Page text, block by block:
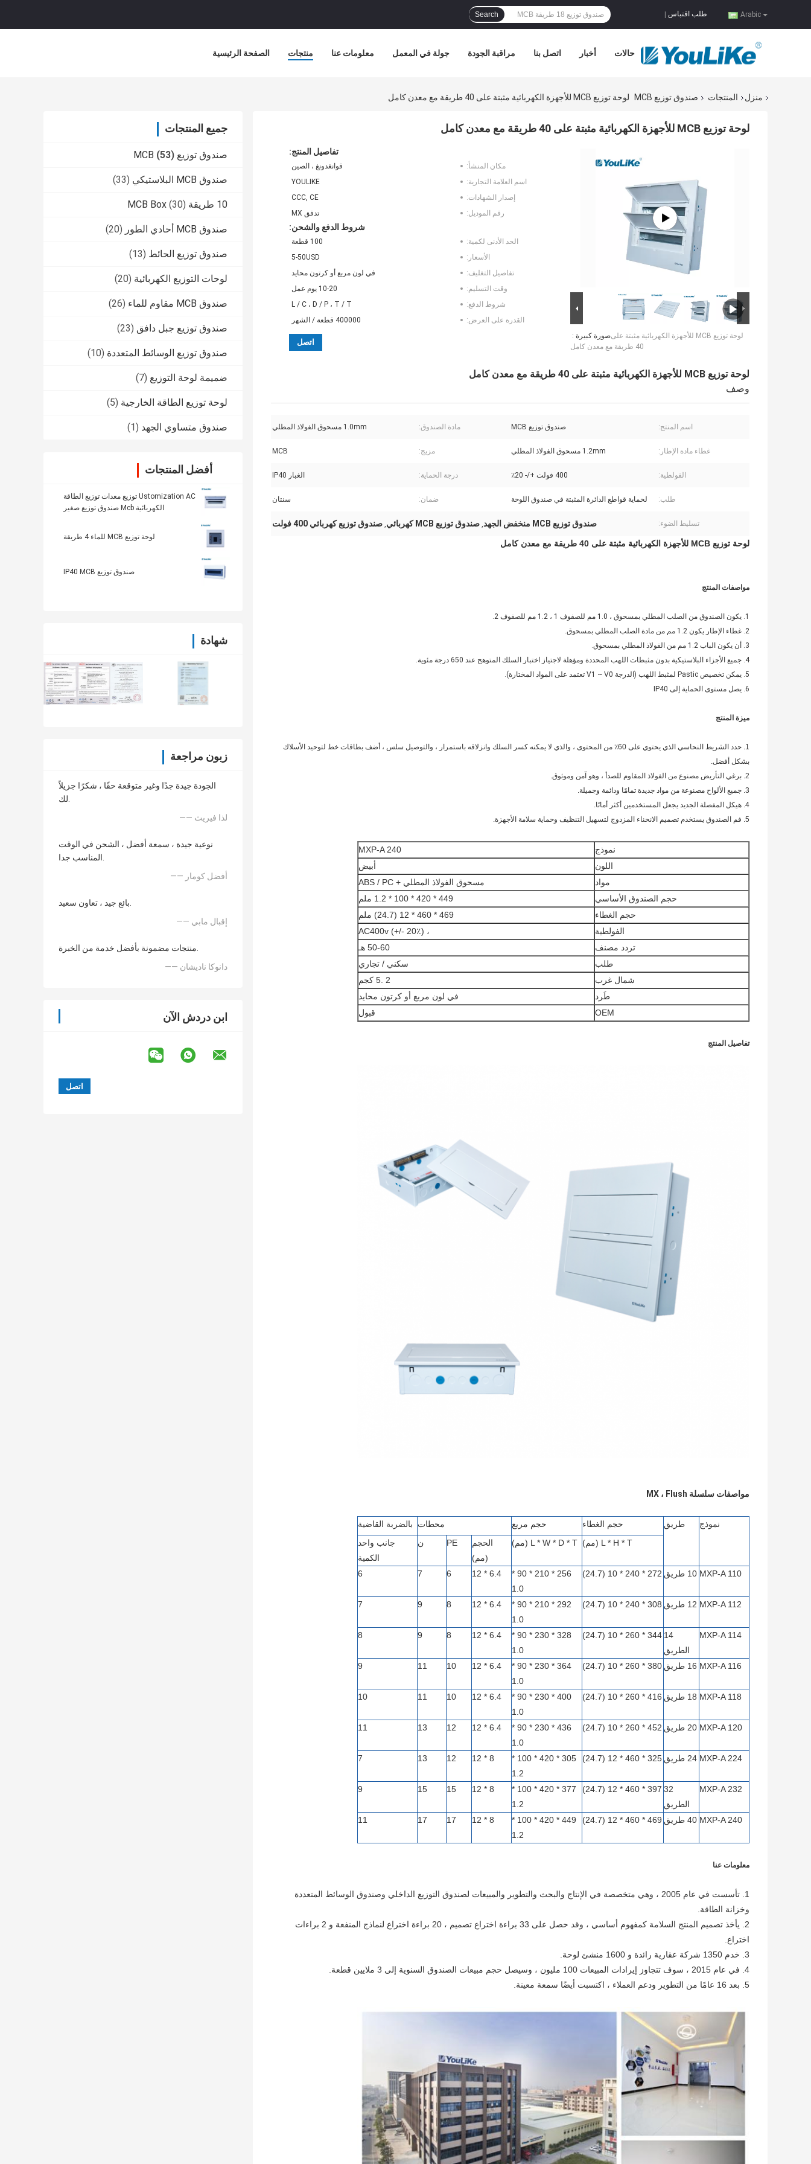
Arabic طلب اقتباس Search
الصفحة الرئيسية منتجات معلومات عنا جولة في المعمل مراقبة الجودة اتصل بنا أخبار حالات
منزل المنتجات صندوق توزيع MCB لوحة توزيع MCB للأجهزة الكهربائية مثبتة على 40 طريقة مع معدن كامل
جميع المنتجات
صندوق توزيع MCB (53)
صندوق MCB البلاستيكي (33)
10 طريقة MCB Box (30)
صندوق MCB أحادي الطور (20)
صندوق توزيع الحائط (13)
لوحات التوزيع الكهربائية (20)
صندوق MCB مقاوم للماء (26)
صندوق توزيع جبل دافق (23)
صندوق توزيع الوسائط المتعددة (10)
ضميمة لوحة التوزيع (7)
لوحة توزيع الطاقة الخارجية (5)
صندوق متساوي الجهد (1)
أفضل المنتجات
Ustomization AC توزيع معدات توزيع الطاقة
الكهربائية Mcb صندوق توزيع صغير
لوحة توزيع MCB للماء 4 طريقة
صندوق توزيع IP40 MCB
شهادة
زبون مراجعة
الجودة جيدة جدًا وغير متوقعة حقًا ، شكرًا جزيلاً
لك.
—— لذا فيريث
نوعية جيدة ، سمعة أفضل ، الشحن في الوقت
المناسب جدا.
—— أفضل كومار
بائع جيد ، تعاون سعيد.
—— إقبال مابي
منتجات مضمونة بأفضل خدمة من الخبرة.
—— دانوكا ناديشان
ابن دردش الآن
لوحة توزيع MCB للأجهزة الكهربائية مثبتة على 40 طريقة مع معدن كامل
صورة كبيرة :لوحة توزيع MCB للأجهزة الكهربائية مثبتة على
40 طريقة مع معدن كامل
تفاصيل المنتج:
مكان المنشأ:
قوانغدونغ ، الصين
اسم العلامة التجارية:
YOULIKE
إصدار الشهادات:
CCC, CE
رقم الموديل:
تدفق MX
شروط الدفع والشحن:
الحد الأدنى لكمية:
100 قطعة
الأسعار:
5-50USD
تفاصيل التغليف:
في لون مربع أو كرتون محايد
وقت التسليم:
10-20 يوم عمل
شروط الدفع:
L / C ، D / P ، T / T
القدرة على العرض:
400000 قطعة / الشهر
اتصل
لوحة توزيع MCB للأجهزة الكهربائية مثبتة على 40 طريقة مع معدن كامل
وصف
اسم المنتج: صندوق توزيع MCB مادة الصندوق: 1.0mm مسحوق الفولاذ المطلي
غطاء مادة الإطار: 1.2mm مسحوق الفولاذ المطلي مزيج: MCB
الفولطية: 400 فولت +/- 20٪ درجة الحماية: الغبار IP40
طلب: لحماية قواطع الدائرة المثبتة في صندوق اللوحة ضمان: سنتان
تسليط الضوء: صندوق توزيع MCB منخفض الجهد , صندوق توزيع MCB كهربائي , صندوق توزيع كهربائي 400 فولت
لوحة توزيع MCB للأجهزة الكهربائية مثبتة على 40 طريقة مع معدن كامل
مواصفات المنتج
1. يكون الصندوق من الصلب المطلي بمسحوق ، 1.0 مم للصفوف 1 ، 1.2 مم للصفوف 2.
2. غطاء الإطار يكون 1.2 مم من مادة الصلب المطلي بمسحوق.
3. أن يكون الباب 1.2 مم من الفولاذ المطلي بمسحوق.
4. جميع الأجزاء البلاستيكية بدون مثبطات اللهب المحددة ومؤهلة لاجتياز اختبار السلك المتوهج عند 650 درجة مئوية.
5. يمكن تخصيص Pastic لمثبط اللهب (الدرجة V1 ~ V0 تعتمد على المواد المختارة).
6. يصل مستوى الحماية إلى IP40
ميزة المنتج
1. حدد الشريط النحاسي الذي يحتوي على 60٪ من المحتوى ، والذي لا يمكنه كسر السلك وانزلاقه باستمرار ، والتوصيل سلس ، أضف بطاقات خط لتوحيد الأسلاك
بشكل أفضل.
2. برغي التأريض مصنوع من الفولاذ المقاوم للصدأ ، وهو آمن وموثوق.
3. جميع الألواح مصنوعة من مواد جديدة تمامًا ودائمة وجميلة.
4. هيكل المفصلة الجديد يجعل المستخدمين أكثر أمانًا.
5. فم الصندوق يستخدم تصميم الانحناء المزدوج لتسهيل التنظيف وحماية سلامة الأجهزة.
نموذج
MXP-A 240
اللون
أبيض
مواد
مسحوق الفولاذ المطلي + ABS / PC
حجم الصندوق الأساسي
449 * 420 * 100 * 1.2 ملم
حجم الغطاء
469 * 460 * 12 (24.7) ملم
الفولطية
، AC400v (+/- 20٪)
تردد مصنف
50-60 هـ
طلب
سكني / تجاري
شمال غرب
2 .5 كجم
طَرد
في لون مربع أو كرتون محايد
OEM
قبول
تفاصيل المنتج
مواصفات سلسلة MX ، Flush
نموذج طريق حجم الغطاء حجم مربع محطات
بالضربة القاضية
L * H * T (مم)
L * W * D * T (مم)
الحجم
(مم)
PE ن
جانب واحد
الكمية
MXP-A 110 10 طريق 272 * 240 * 10 (24.7)
256 * 210 * 90 *
1.0
6.4 * 12
6
7
6
MXP-A 112 12 طريق 308 * 240 * 10 (24.7)
292 * 210 * 90 *
1.0
6.4 * 12
8
9
7
MXP-A 114
14
الطريق
344 * 260 * 10 (24.7)
328 * 230 * 90 *
1.0
6.4 * 12
8
9
8
MXP-A 116 16 طريق 380 * 260 * 10 (24.7)
364 * 230 * 90 *
1.0
6.4 * 12
10
11
9
MXP-A 118 18 طريق 416 * 260 * 10 (24.7)
400 * 230 * 90 *
1.0
6.4 * 12
10
11
10
MXP-A 120 20 طريق 452 * 260 * 10 (24.7)
436 * 230 * 90 *
1.0
6.4 * 12
12
13
11
MXP-A 224 24 طريق 325 * 460 * 12 (24.7)
305 * 420 * 100 *
1.2
8 * 12
12
13
7
MXP-A 232
32
الطريق
397 * 460 * 12 (24.7)
377 * 420 * 100 *
1.2
8 * 12
15
15
9
MXP-A 240 40 طريق 469 * 460 * 12 (24.7)
449 * 420 * 100 *
1.2
8 * 12
17
17
11
معلومات عنا
1. تأسست في عام 2005 ، وهي متخصصة في الإنتاج والبحث والتطوير والمبيعات لصندوق التوزيع الداخلي وصندوق الوسائط المتعددة
وخزانة الطاقة.
2. يأخذ تصميم المنتج السلامة كمفهوم أساسي ، وقد حصل على 33 براءة اختراع تصميم ، 20 براءة اختراع لنماذج المنفعة و 2 براءات
اختراع.
3. خدم 1350 شركة عقارية رائدة و 1600 منشئ لوحة.
4. في عام 2015 ، سوف تتجاوز إيرادات المبيعات 100 مليون ، وسيصل حجم مبيعات الصندوق السنوية إلى 3 ملايين قطعة.
5. بعد 16 عامًا من التطوير ودعم العملاء ، اكتسبت أيضًا سمعة معينة.